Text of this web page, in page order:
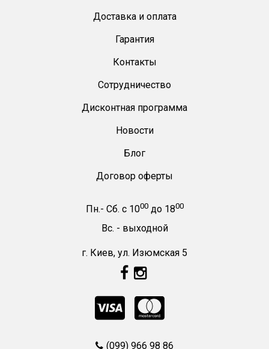
Доставка и оплата
Гарантия
Контакты
Сотрудничество
Дисконтная программа
Новости
Блог
Договор оферты
Пн.- Сб. с1000 до1800
Вс. - выходной
г. Киев, ул. Изюмская 5
(099) 966 98 86